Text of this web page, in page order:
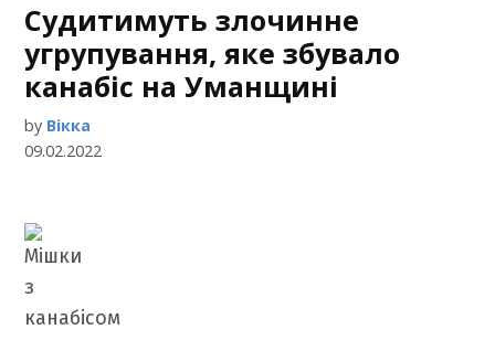
Судитимуть злочинне
угрупування, яке збувало
канабіс на Уманщині
by Вікка
09.02.2022